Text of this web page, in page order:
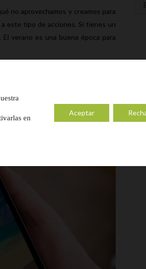
no aprovechamos y creamos para
este tipo de acciones. Si tienes un
verano es una buena época para
público objetivo.
otras redes como pueden ser
en
Aceptar